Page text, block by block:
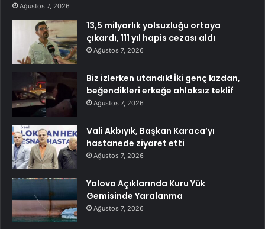
Ağustos 7, 2026
13,5 milyarlık yolsuzluğu ortaya
çıkardı, 111 yıl hapis cezası aldı
Ağustos 7, 2026
Biz izlerken utandık! İki genç kızdan,
beğendikleri erkeğe ahlaksız teklif
Ağustos 7, 2026
Vali Akbıyık, Başkan Karaca’yı
hastanede ziyaret etti
Ağustos 7, 2026
Yalova Açıklarında Kuru Yük
Gemisinde Yaralanma
Ağustos 7, 2026